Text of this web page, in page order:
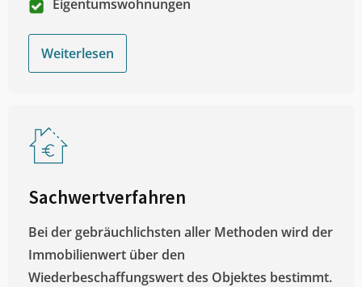
Eigentumswohnungen
Weiterlesen
Sachwertverfahren
Bei der gebräuchlichsten aller Methoden wird der
Immobilienwert über den
Wiederbeschaffungswert des Objektes bestimmt.